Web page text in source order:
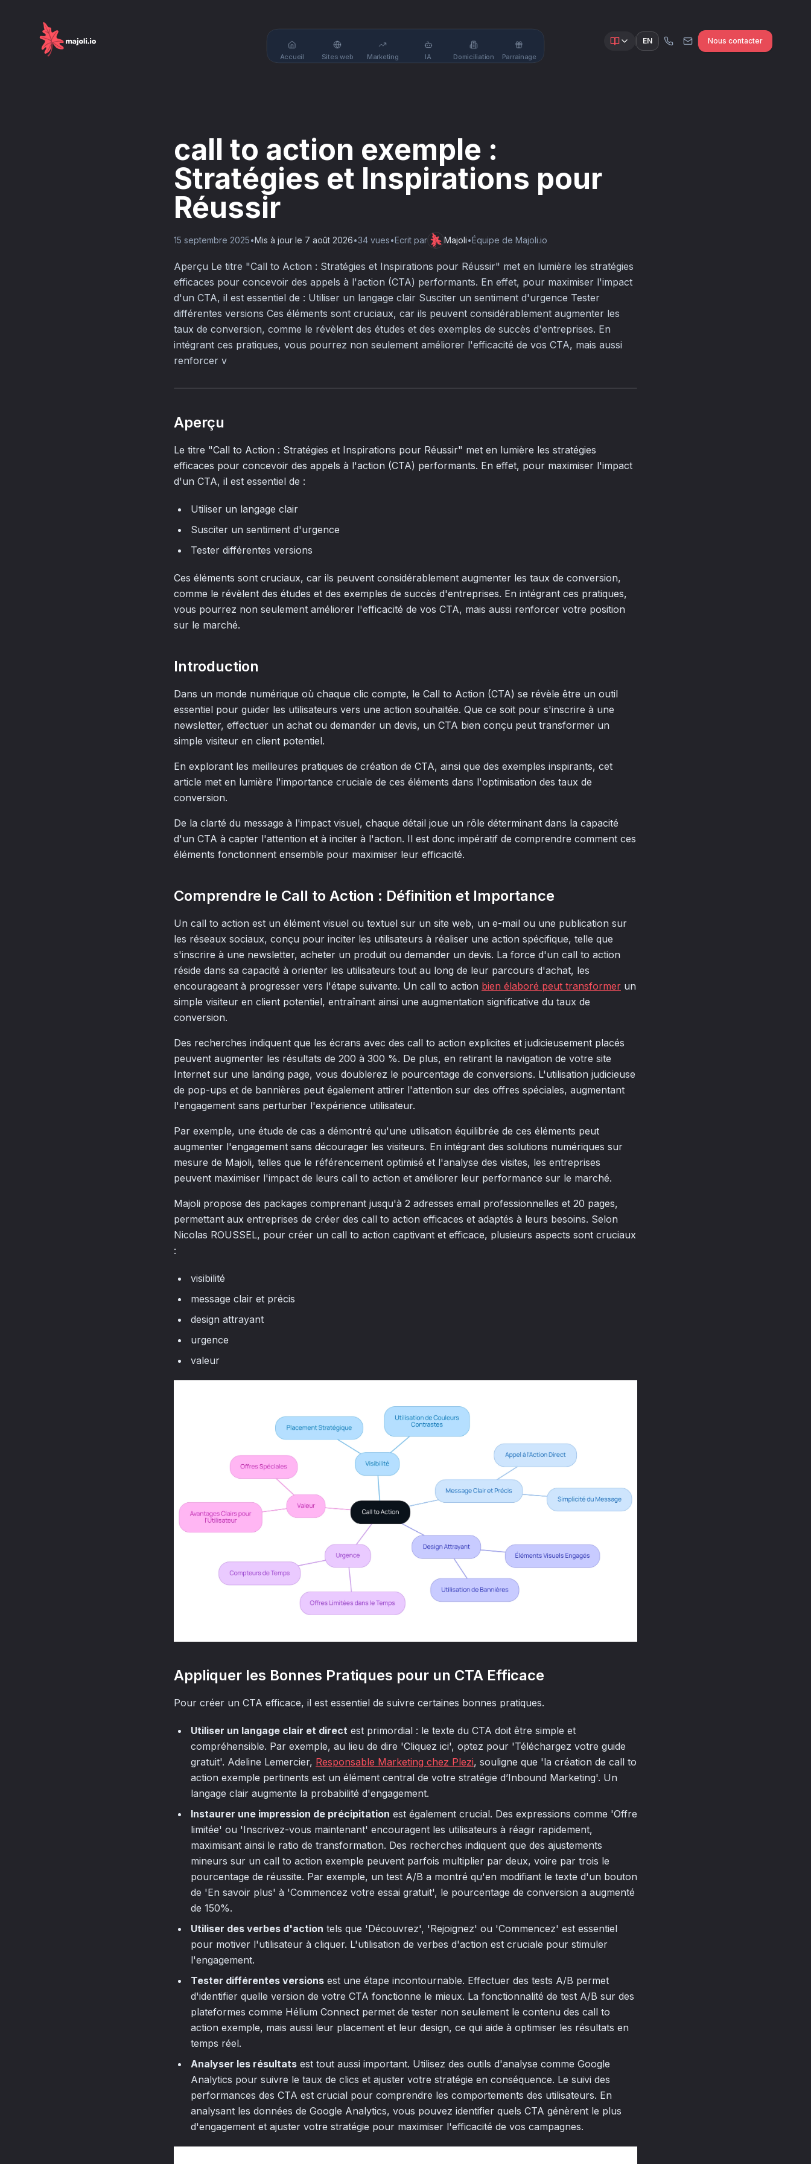
Accueil Sites web Marketing IA Domiciliation Parrainage
EN Nous contacter
call to action exemple :
Stratégies et Inspirations pour
Réussir
15 septembre 2025•Mis à jour le 7 août 2026•34 vues•Ecrit par Majoli•Équipe de Majoli.io
Aperçu Le titre "Call to Action : Stratégies et Inspirations pour Réussir" met en lumière les stratégies
efficaces pour concevoir des appels à l'action (CTA) performants. En effet, pour maximiser l'impact
d'un CTA, il est essentiel de : Utiliser un langage clair Susciter un sentiment d'urgence Tester
différentes versions Ces éléments sont cruciaux, car ils peuvent considérablement augmenter les
taux de conversion, comme le révèlent des études et des exemples de succès d'entreprises. En
intégrant ces pratiques, vous pourrez non seulement améliorer l'efficacité de vos CTA, mais aussi
renforcer v
Aperçu
Le titre "Call to Action : Stratégies et Inspirations pour Réussir" met en lumière les stratégies
efficaces pour concevoir des appels à l'action (CTA) performants. En effet, pour maximiser l'impact
d'un CTA, il est essentiel de :
Utiliser un langage clair
Susciter un sentiment d'urgence
Tester différentes versions
Ces éléments sont cruciaux, car ils peuvent considérablement augmenter les taux de conversion,
comme le révèlent des études et des exemples de succès d'entreprises. En intégrant ces pratiques,
vous pourrez non seulement améliorer l'efficacité de vos CTA, mais aussi renforcer votre position
sur le marché.
Introduction
Dans un monde numérique où chaque clic compte, le Call to Action (CTA) se révèle être un outil
essentiel pour guider les utilisateurs vers une action souhaitée. Que ce soit pour s'inscrire à une
newsletter, effectuer un achat ou demander un devis, un CTA bien conçu peut transformer un
simple visiteur en client potentiel.
En explorant les meilleures pratiques de création de CTA, ainsi que des exemples inspirants, cet
article met en lumière l'importance cruciale de ces éléments dans l'optimisation des taux de
conversion.
De la clarté du message à l'impact visuel, chaque détail joue un rôle déterminant dans la capacité
d'un CTA à capter l'attention et à inciter à l'action. Il est donc impératif de comprendre comment ces
éléments fonctionnent ensemble pour maximiser leur efficacité.
Comprendre le Call to Action : Définition et Importance
Un call to action est un élément visuel ou textuel sur un site web, un e-mail ou une publication sur
les réseaux sociaux, conçu pour inciter les utilisateurs à réaliser une action spécifique, telle que
s'inscrire à une newsletter, acheter un produit ou demander un devis. La force d'un call to action
réside dans sa capacité à orienter les utilisateurs tout au long de leur parcours d'achat, les
encourageant à progresser vers l'étape suivante. Un call to action bien élaboré peut transformer un
simple visiteur en client potentiel, entraînant ainsi une augmentation significative du taux de
conversion.
Des recherches indiquent que les écrans avec des call to action explicites et judicieusement placés
peuvent augmenter les résultats de 200 à 300 %. De plus, en retirant la navigation de votre site
Internet sur une landing page, vous doublerez le pourcentage de conversions. L'utilisation judicieuse
de pop-ups et de bannières peut également attirer l'attention sur des offres spéciales, augmentant
l'engagement sans perturber l'expérience utilisateur.
Par exemple, une étude de cas a démontré qu'une utilisation équilibrée de ces éléments peut
augmenter l'engagement sans décourager les visiteurs. En intégrant des solutions numériques sur
mesure de Majoli, telles que le référencement optimisé et l'analyse des visites, les entreprises
peuvent maximiser l'impact de leurs call to action et améliorer leur performance sur le marché.
Majoli propose des packages comprenant jusqu'à 2 adresses email professionnelles et 20 pages,
permettant aux entreprises de créer des call to action efficaces et adaptés à leurs besoins. Selon
Nicolas ROUSSEL, pour créer un call to action captivant et efficace, plusieurs aspects sont cruciaux
:
visibilité
message clair et précis
design attrayant
urgence
valeur
Appliquer les Bonnes Pratiques pour un CTA Efficace
Pour créer un CTA efficace, il est essentiel de suivre certaines bonnes pratiques.
Utiliser un langage clair et direct est primordial : le texte du CTA doit être simple et
compréhensible. Par exemple, au lieu de dire 'Cliquez ici', optez pour 'Téléchargez votre guide
gratuit'. Adeline Lemercier, Responsable Marketing chez Plezi, souligne que 'la création de call to
action exemple pertinents est un élément central de votre stratégie d’Inbound Marketing'. Un
langage clair augmente la probabilité d'engagement.
Instaurer une impression de précipitation est également crucial. Des expressions comme 'Offre
limitée' ou 'Inscrivez-vous maintenant' encouragent les utilisateurs à réagir rapidement,
maximisant ainsi le ratio de transformation. Des recherches indiquent que des ajustements
mineurs sur un call to action exemple peuvent parfois multiplier par deux, voire par trois le
pourcentage de réussite. Par exemple, un test A/B a montré qu'en modifiant le texte d'un bouton
de 'En savoir plus' à 'Commencez votre essai gratuit', le pourcentage de conversion a augmenté
de 150%.
Utiliser des verbes d'action tels que 'Découvrez', 'Rejoignez' ou 'Commencez' est essentiel
pour motiver l'utilisateur à cliquer. L'utilisation de verbes d'action est cruciale pour stimuler
l'engagement.
Tester différentes versions est une étape incontournable. Effectuer des tests A/B permet
d'identifier quelle version de votre CTA fonctionne le mieux. La fonctionnalité de test A/B sur des
plateformes comme Hélium Connect permet de tester non seulement le contenu des call to
action exemple, mais aussi leur placement et leur design, ce qui aide à optimiser les résultats en
temps réel.
Analyser les résultats est tout aussi important. Utilisez des outils d'analyse comme Google
Analytics pour suivre le taux de clics et ajuster votre stratégie en conséquence. Le suivi des
performances des CTA est crucial pour comprendre les comportements des utilisateurs. En
analysant les données de Google Analytics, vous pouvez identifier quels CTA génèrent le plus
d'engagement et ajuster votre stratégie pour maximiser l'efficacité de vos campagnes.